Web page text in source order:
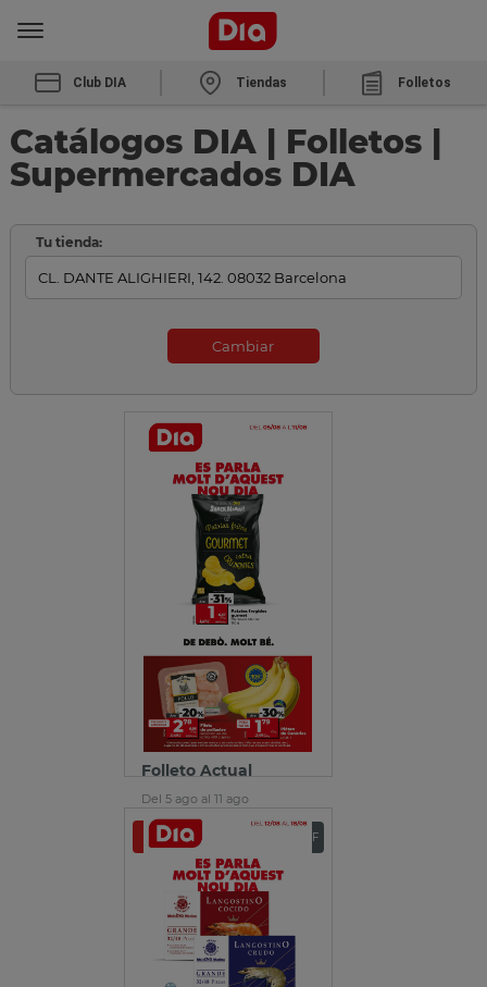
Club DIA Tiendas Folletos
Catálogos DIA | Folletos |
Supermercados DIA
Tu tienda:
Cambiar
Folleto Actual
Del 5 ago al 11 ago
Ver folleto Descargar PDF